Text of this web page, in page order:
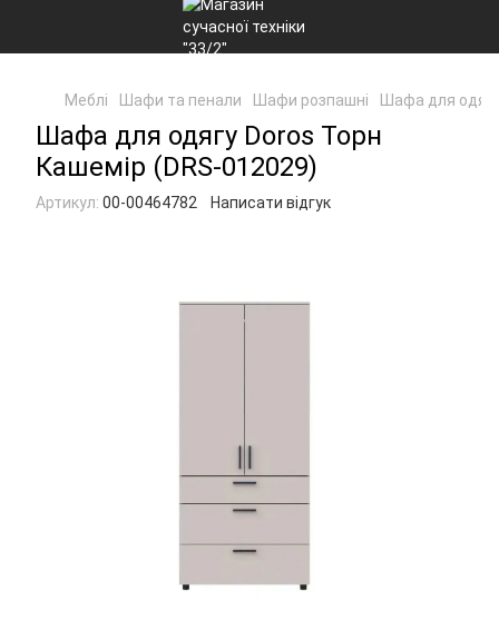
Меблі Шафи та пенали Шафи розпашні Шафа для
Шафа для одягу Doros Торн
Кашемір (DRS-012029)
Артикул: 00-00464782 Написати відгук